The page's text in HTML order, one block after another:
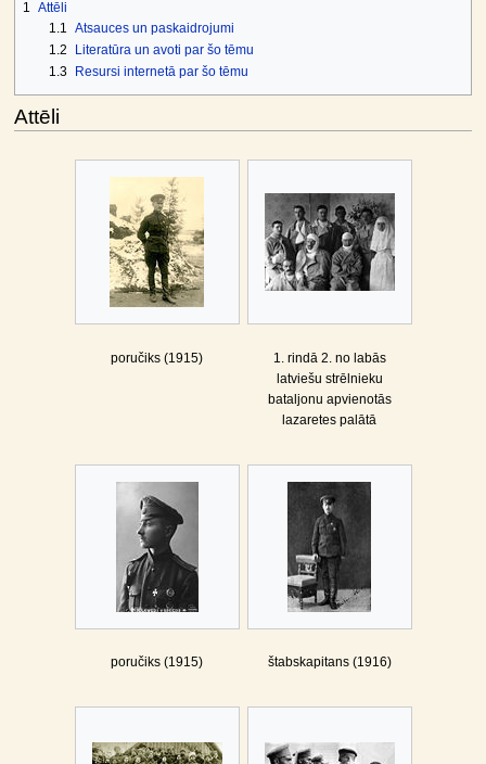
1
Attēli
1.1
Atsauces un paskaidrojumi
1.2
Literatūra un avoti par šo tēmu
1.3
Resursi internetā par šo tēmu
Attēli
poručiks (1915)
1. rindā 2. no labās
latviešu strēlnieku
bataljonu apvienotās
lazaretes palātā
poručiks (1915) štabskapitans (1916)